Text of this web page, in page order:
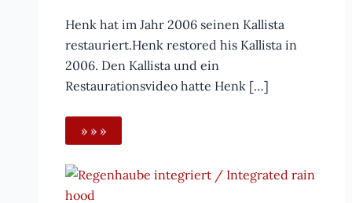
Henk hat im Jahr 2006 seinen Kallista
restauriert.Henk restored his Kallista in
2006. Den Kallista und ein
Restaurationsvideo hatte Henk […]
» » »